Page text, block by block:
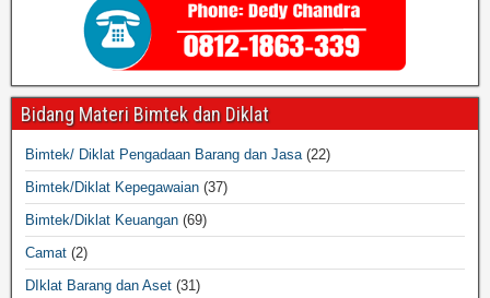
Bidang Materi Bimtek dan Diklat
Bimtek/ Diklat Pengadaan Barang dan Jasa(22)
Bimtek/Diklat Kepegawaian (37)
Bimtek/Diklat Keuangan (69)
Camat (2)
DIklat Barang dan Aset (31)